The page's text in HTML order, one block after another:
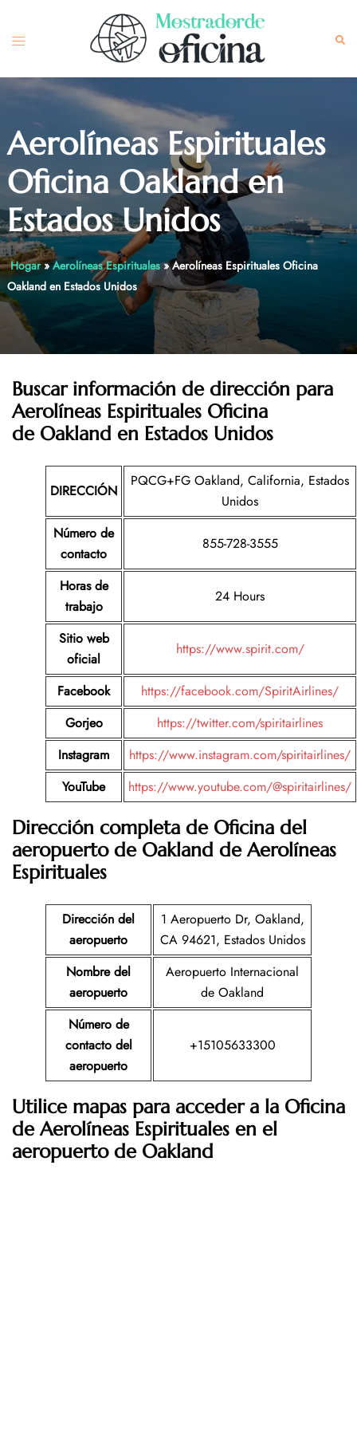
content
Toggle
Aerolíneas Espirituales
Oficina Oakland en
Estados Unidos
Hogar»Aerolíneas Espirituales»Aerolíneas Espirituales Oficina
Oakland en Estados Unidos
Buscar información de dirección para
Aerolíneas Espirituales Oficina
de Oakland en Estados Unidos
DIRECCIÓN
PQCG+FG Oakland, California, Estados
Unidos
Número de
contacto
855-728-3555
Horas de
trabajo
24 Hours
Sitio web
oficial
https://www.spirit.com/
Facebook
https://facebook.com/SpiritAirlines/
Gorjeo
https://twitter.com/spiritairlines
Instagram
https://www.instagram.com/spiritairlines/
YouTube
https://www.youtube.com/@spiritairlines/
Dirección completa de Oficina del
aeropuerto de Oakland de Aerolíneas
Espirituales
Dirección del
aeropuerto
1 Aeropuerto Dr, Oakland,
CA 94621, Estados Unidos
Nombre del
aeropuerto
Aeropuerto Internacional
de Oakland
Número de
contacto del
aeropuerto
+15105633300
Utilice mapas para acceder a la Oficina
de Aerolíneas Espirituales en el
aeropuerto de Oakland